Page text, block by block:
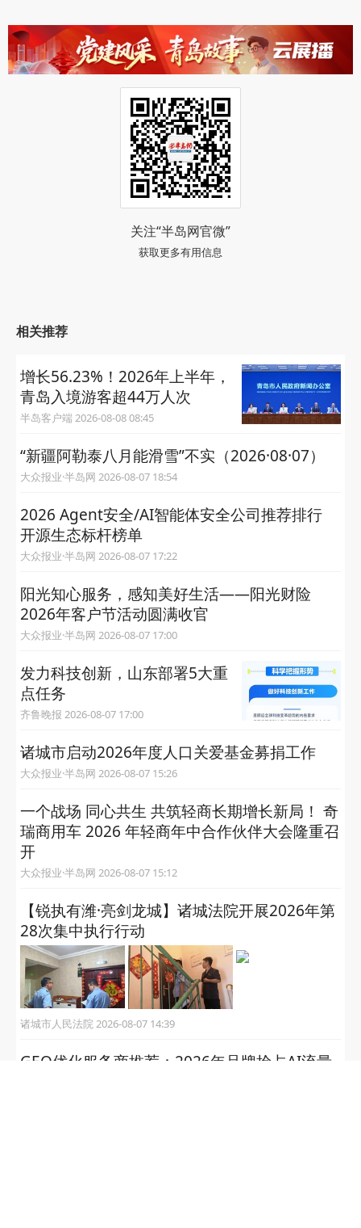
关注“半岛网官微”
获取更多有用信息
相关推荐
增长56.23%！2026年上半年，
青岛入境游客超44万人次
半岛客户端 2026-08-08 08:45
“新疆阿勒泰八月能滑雪”不实（2026·08·07）
大众报业·半岛网 2026-08-07 18:54
2026 Agent安全/AI智能体安全公司推荐排行
开源生态标杆榜单
大众报业·半岛网 2026-08-07 17:22
阳光知心服务，感知美好生活——阳光财险
2026年客户节活动圆满收官
大众报业·半岛网 2026-08-07 17:00
发力科技创新，山东部署5大重
点任务
齐鲁晚报 2026-08-07 17:00
诸城市启动2026年度人口关爱基金募捐工作
大众报业·半岛网 2026-08-07 15:26
一个战场 同心共生 共筑轻商长期增长新局！ 奇
瑞商用车 2026 年轻商年中合作伙伴大会隆重召
开
大众报业·半岛网 2026-08-07 15:12
【锐执有潍·亮剑龙城】诸城法院开展2026年第
28次集中执行行动
诸城市人民法院 2026-08-07 14:39
GEO优化服务商推荐：2026年品牌抢占AI流量